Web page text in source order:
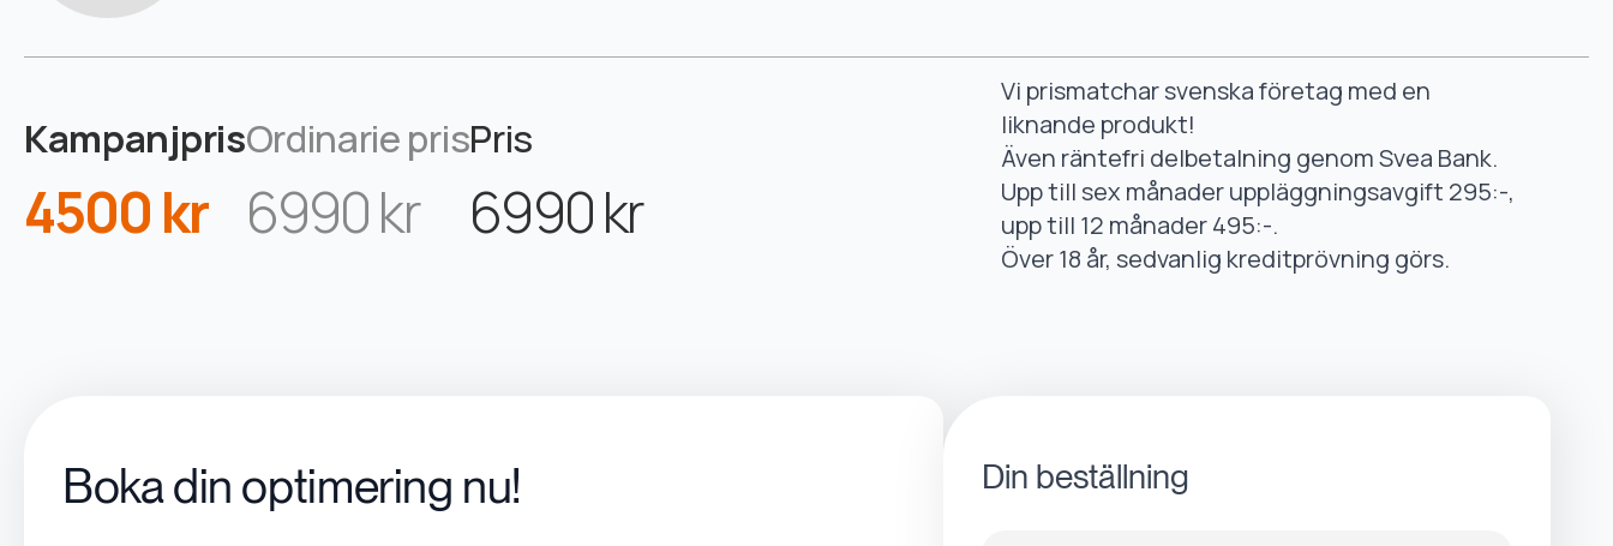
Kampanjpris
4500 kr
Ordinarie pris
6990 kr
Pris
6990 kr
Vi prismatchar svenska företag med en
liknande produkt!
Även räntefri delbetalning genom Svea Bank.
Upp till sex månader uppläggningsavgift 295:-,
upp till 12 månader 495:-.
Över 18 år, sedvanlig kreditprövning görs.
Boka din optimering nu! Din beställning